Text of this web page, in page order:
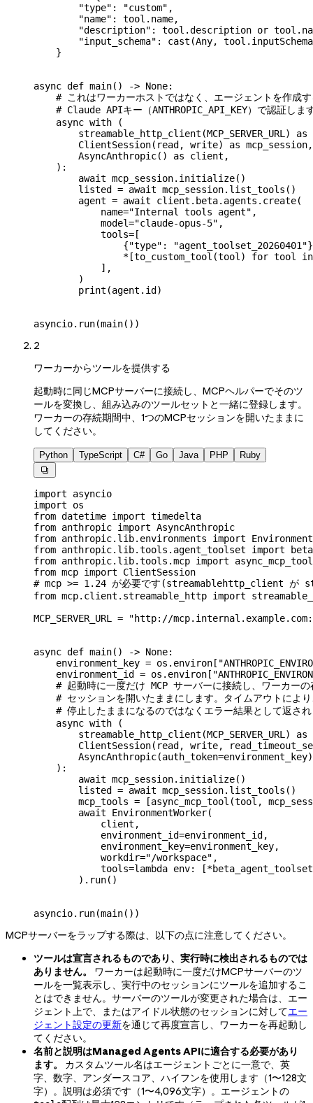
        "type"
: "custom" ,
        "name"
: tool.name,
        "description"
: tool.description or
        "input_schema"
: cast(Any,
    }
async def main() -> None:
# これはワーカーホストではなく、エージェントを作成
# Claude APIキー（ANTHROPIC_API_KEY）で認証しま
    async
with (
        streamable_http_client(
MCP_SERVER_URL ) as
        ClientSession(read, write)
as mcp_session,
        AsyncAnthropic()
as client,
    ):
        await
mcp_session.initialize()
        listed
= await mcp_session.list_tools()
        agent
= await client.beta.agents.create(
            name
="Internal tools agent" ,
            model
="claude-opus-5" ,
            tools
= [
                {
"type" : "agent_toolset_20260401"
                *
[to_custom_tool(tool) for tool in
            ],
        )
        print
(agent.id)
asyncio.run(main())
2
ワーカーからツールを提供する
起動時に同じMCPサーバーに接続し、MCPヘルパーでそのツ
ールを変換し、組み込みのツールセットと一緒に登録します。
ワーカーの存続期間中、1つのMCPセッションを開いたままに
してください。
Python TypeScript C# Go Java PHP Ruby

import asyncio
import os
from datetime import timedelta
from anthropic import AsyncAnthropic
from anthropic.lib.environments import
from anthropic.lib.tools.agent_toolset import
from anthropic.lib.tools.mcp import async_mcp_tool
from mcp import ClientSession
# mcp >= 1.24 が必要です(streamablehttp_client が
from mcp.client.streamable_http import
MCP_SERVER_URL
= "http://
async def main() -> None:
    environment_key
= os.environ[
    environment_id
= os.environ[
# 起動時に一度だけ MCP サーバーに接続し、ワーカーの
# セッションを開いたままにします。タイムアウトによ
# 停止したままになるのではなくエラー結果として返さ
    async
with (
        streamable_http_client(
MCP_SERVER_URL ) as
        ClientSession(read, write,
        AsyncAnthropic(
auth_token=
    ):
        await
mcp_session.initialize()
        listed
= await mcp_session.list_tools()
        mcp_tools
= [async_mcp_tool(tool,
        await
EnvironmentWorker(
            client,
            environment_id
=environment_id,
            environment_key
=environment_key,
            workdir
="/workspace" ,
            tools
=lambda env: [*
        ).run()
asyncio.run(main())
MCPサーバーをラップする際は、以下の点に注意してください。
ツールは宣言されるものであり、実行時に検出されるものでは
ありません。
ワーカーは起動時に一度だけMCPサーバーのツ
ールを一覧表示し、実行中のセッションにツールを追加するこ
とはできません。サーバーのツールが変更された場合は、エー
ジェント上で、またはアイドル状態のセッションに対してエー
ジェント設定の更新を通じて再度宣言し、ワーカーを再起動し
てください。
名前と説明はManaged Agents APIに適合する必要があり
ます。
カスタムツール名はエージェントごとに一意で、英
字、数字、アンダースコア、ハイフンを使用します（1〜128文
字）。説明は必須です（1〜4,096文字）。エージェントの